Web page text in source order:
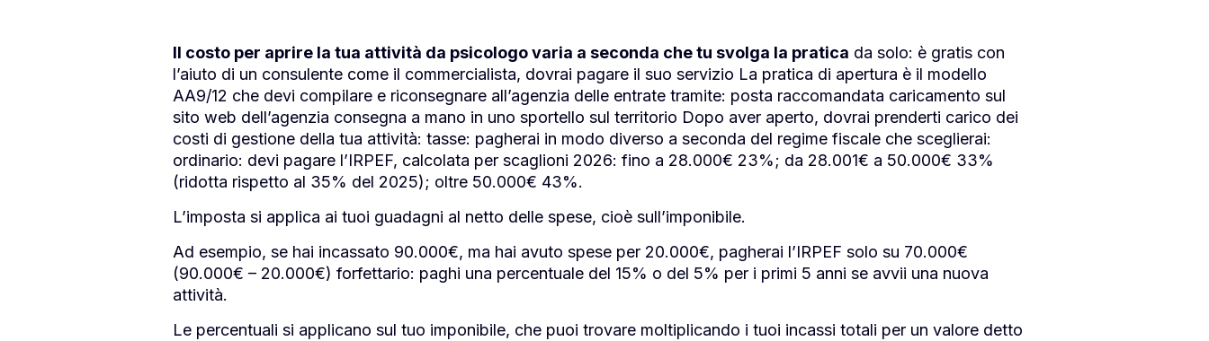
Il costo per aprire la tua attività da psicologo varia a seconda che tu svolga la pratica da solo: è gratis con
l’aiuto di un consulente come il commercialista, dovrai pagare il suo servizio La pratica di apertura è il modello
AA9/12 che devi compilare e riconsegnare all’agenzia delle entrate tramite: posta raccomandata caricamento sul
sito web dell’agenzia consegna a mano in uno sportello sul territorio Dopo aver aperto, dovrai prenderti carico dei
costi di gestione della tua attività: tasse: pagherai in modo diverso a seconda del regime fiscale che sceglierai:
ordinario: devi pagare l’IRPEF, calcolata per scaglioni 2026: fino a 28.000€ 23%; da 28.001€ a 50.000€ 33%
(ridotta rispetto al 35% del 2025); oltre 50.000€ 43%.
L’imposta si applica ai tuoi guadagni al netto delle spese, cioè sull’imponibile.
Ad esempio, se hai incassato 90.000€, ma hai avuto spese per 20.000€, pagherai l’IRPEF solo su 70.000€
(90.000€ – 20.000€) forfettario: paghi una percentuale del 15% o del 5% per i primi 5 anni se avvii una nuova
attività.
Le percentuali si applicano sul tuo imponibile, che puoi trovare moltiplicando i tuoi incassi totali per un valore detto